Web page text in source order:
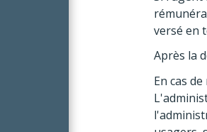
versé en
Après la
En cas